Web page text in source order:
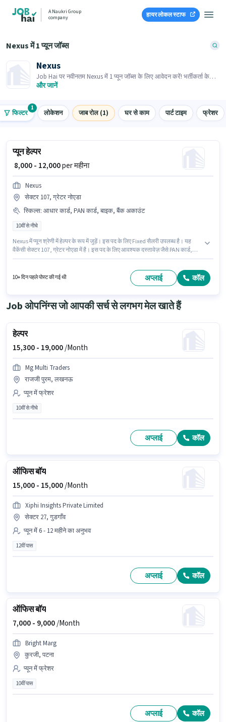
A Naukri Group
company
हायर लोकल स्टाफ
Nexus में 1 प्यून जॉब्स
Nexus
Job Hai पर नवीनतम Nexus में 1 प्यून जॉब्स के लिए आवेदन करें! भर्तीकर्ता के
पास आपके क्षेत्र में तत्काल रिक्तियां हैं।
और जानें
फिल्टर
1
लोकेशन जाब रोल (1) घर से काम पार्ट टाइम फ्रेशर
प्यून हेल्पर
₹ 8,000 - 12,000per महीना
Nexus
सेक्टर 107, ग्रेटर नोएडा
स्किल्स: आधार कार्ड, PAN कार्ड, बाइक, बैंक अकाउंट
10वीं से नीचे
Nexus में प्यून श्रेणी में हेल्पर के रूप में जुड़ें। इस पद के लिए Fixed सैलरी उपलब्ध है। यह
वैकेंसी सेक्टर 107, ग्रेटर नोएडा में है। इस पद के लिए आवश्यक दस्तावेज़ जैसे PAN कार्ड,
चाहिए।
10+ दिन पहले पोस्ट की गई थी अप्लाई कॉल
Job ओपनिंग्स जो आपकी सर्च से लगभग मेल खाते हैं
हेल्पर
15,300 - 19,000/Month
Mg Multi Traders
राजजी पुरम, लखनऊ
प्यून में फ्रेशर
10वीं से नीचे
अप्लाई कॉल
ऑफिस बॉय
15,000 - 15,000/Month
Xiphi Insights Private Limited
सेक्टर 27, गुडगाँव
प्यून में 6 - 12 महीने का अनुभव
12वीं पास
अप्लाई कॉल
ऑफिस बॉय
7,000 - 9,000/Month
Bright Marg
कुरजी, पटना
प्यून में फ्रेशर
10वीं पास
अप्लाई कॉल